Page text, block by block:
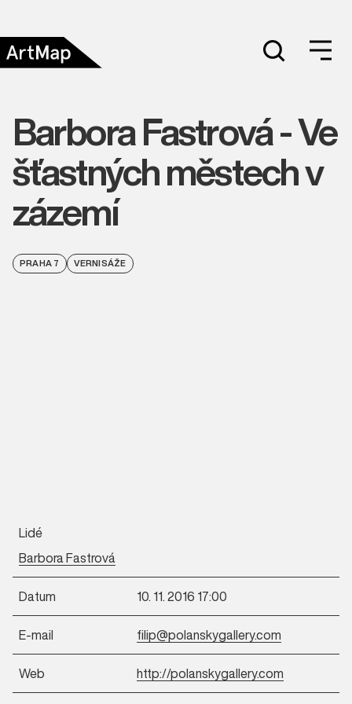
Barbora Fastrová - Ve
šťastných městech v
zázemí
PRAHA 7 VERNISÁŽE
Lidé
Barbora Fastrová
Datum 10. 11. 2016 17:00
E-mail filip@polanskygallery.com
Web http://polanskygallery.com